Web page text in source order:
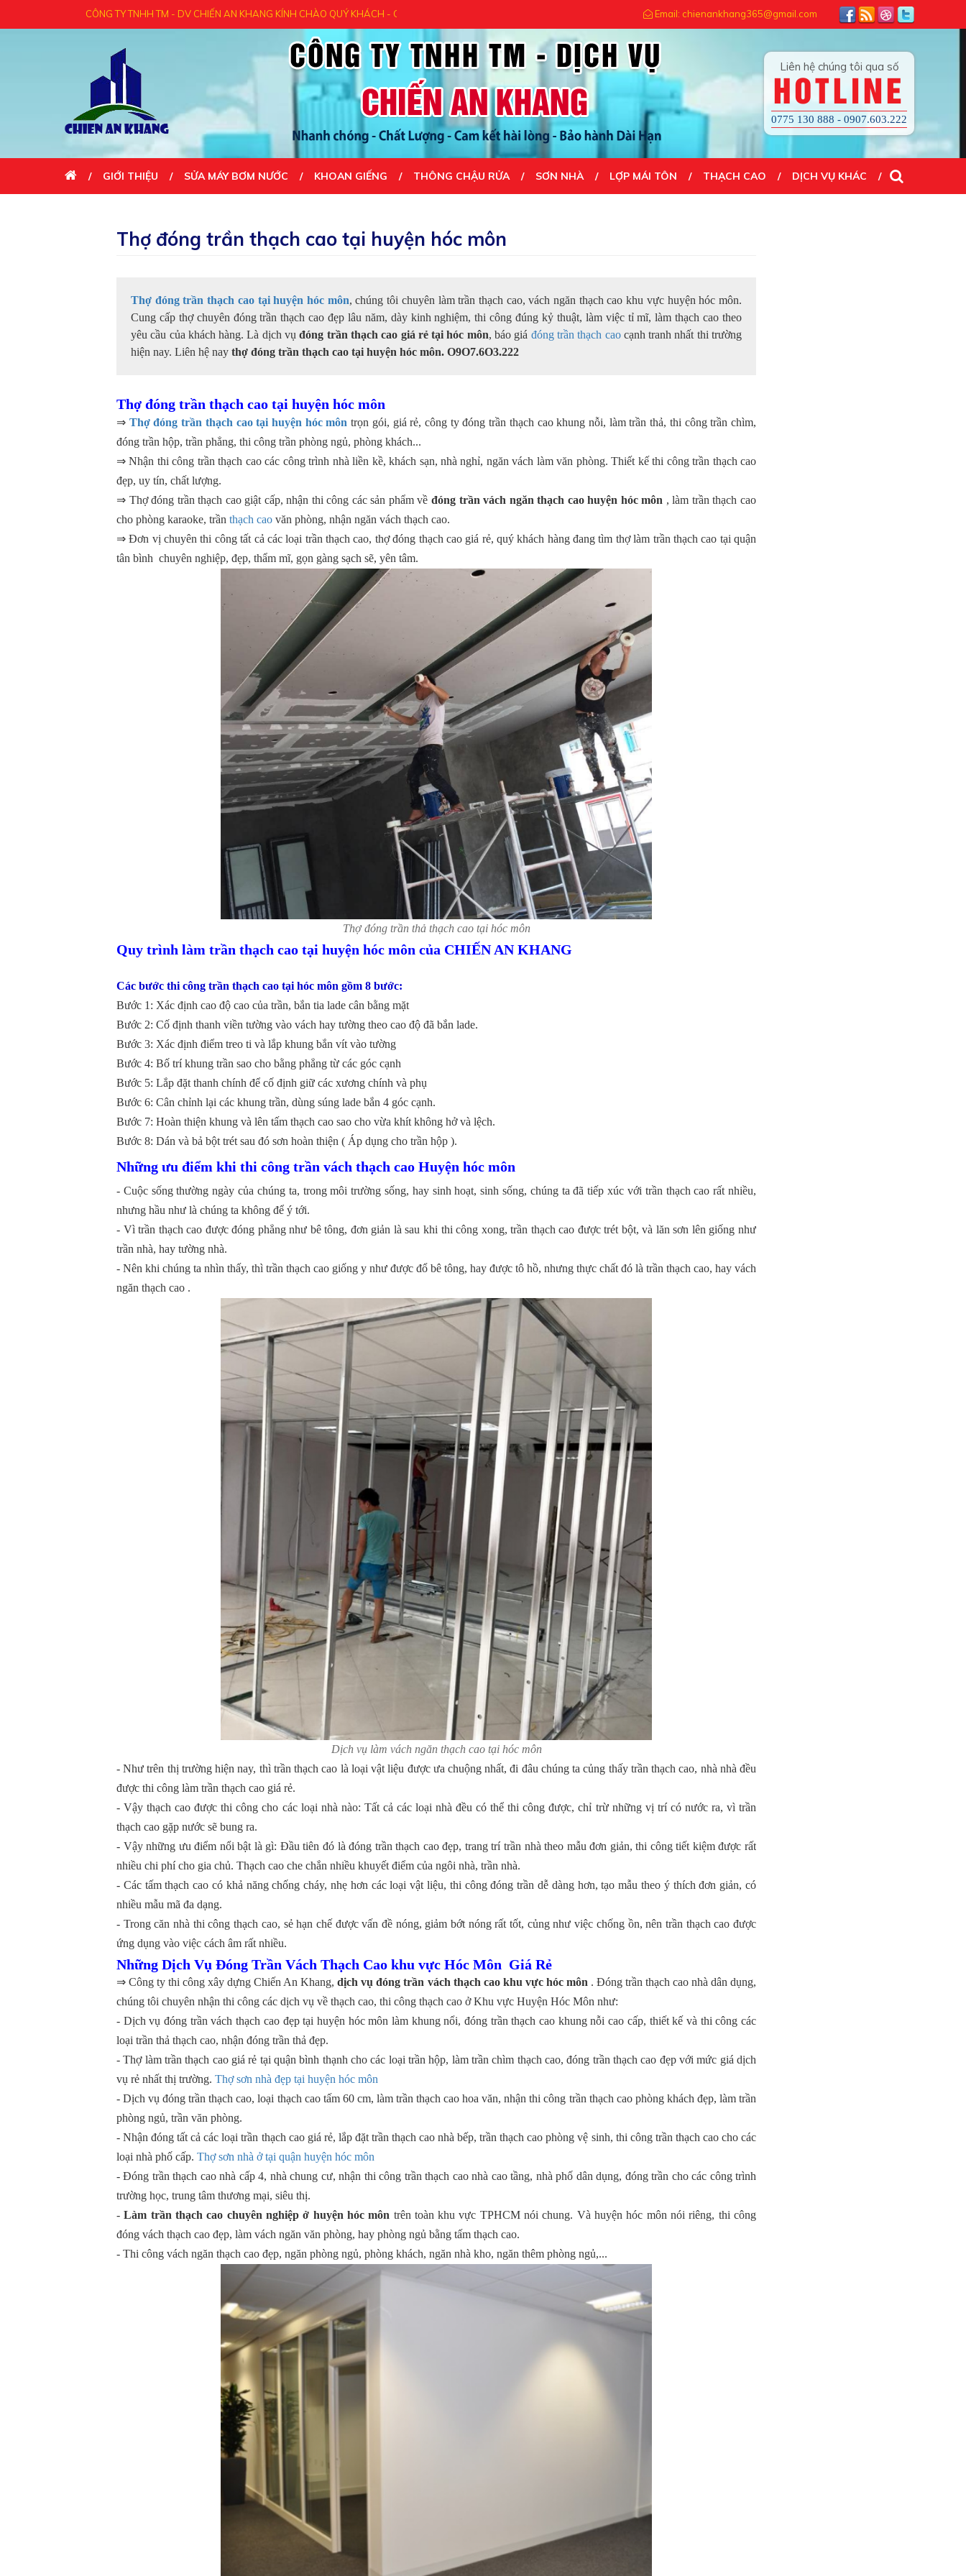
CÔNG TY TNHH TM - DV CHIẾN AN KHANG KÍNH CHÀO QUÝ KHÁCH - CẢM ƠN QUÝ KHÁCH ĐÃ ĐẾN VỚI CHÚNG TÔI- UY TÍN TẠO NÊN THÀNH CÔNG...! ĐẾN VỚI CHÚNG TÔI QUÝ KHÁCH HÀI LÒNG 100%
Email: chienankhang365@gmail.com
Liên hệ chúng tôi qua số
HOTLINE
0775 130 888 - 0907.603.222
GIỚI THIỆU SỬA MÁY BƠM NƯỚC KHOAN GIẾNG THÔNG CHẬU RỬA SƠN NHÀ LỢP MÁI TÔN THẠCH CAO DỊCH VỤ KHÁC
Thợ đóng trần thạch cao tại huyện hóc môn
Thợ đóng trần thạch cao tại huyện hóc môn, chúng tôi chuyên làm trần thạch cao, vách ngăn thạch cao khu vực huyện hóc môn.
Cung cấp thợ chuyên đóng trần thạch cao đẹp lâu năm, dày kinh nghiệm, thi công đúng kỷ thuật, làm việc tỉ mĩ, làm thạch cao theo
yêu cầu của khách hàng. Là dịch vụđóng trần thạch cao giá rẻ tại hóc môn, báo giá đóng trần thạch caocạnh tranh nhất thi trường
hiện nay. Liên hệ nay thợ đóng trần thạch cao tại huyện hóc môn. O9O7.6O3.222
Thợ đóng trần thạch cao tại huyện hóc môn
⇒ Thợ đóng trần thạch cao tại huyện hóc môn trọn gói, giá rẻ, công ty đóng trần thạch cao khung nỗi, làm trần thả, thi công trần chìm,
đóng trần hộp, trần phẳng, thi công trần phòng ngủ, phòng khách...
⇒ Nhận thi công trần thạch cao các công trình nhà liền kề, khách sạn, nhà nghỉ, ngăn vách làm văn phòng. Thiết kế thi công trần thạch cao
đẹp, uy tín, chất lượng.
⇒ Thợ đóng trần thạch cao giật cấp, nhận thi công các sản phẩm vềđóng trần vách ngăn thạch cao huyện hóc môn , làm trần thạch cao
cho phòng karaoke, trần thạch cao văn phòng, nhận ngăn vách thạch cao.
⇒ Đơn vị chuyên thi công tất cả các loại trần thạch cao, thợ đóng thạch cao giá rẻ, quý khách hàng đang tìm thợ làm trần thạch cao tại quận
tân bình chuyên nghiệp, đẹp, thẩm mĩ, gọn gàng sạch sẽ, yên tâm.
Thợ đóng trần thả thạch cao tại hóc môn
Quy trình làm trần thạch cao tại huyện hóc môn của CHIẾN AN KHANG
Các bước thi công trần thạch cao tại hóc môn gồm 8 bước:
Bước 1: Xác định cao độ cao của trần, bắn tia lade cân bằng mặt
Bước 2: Cố định thanh viền tường vào vách hay tường theo cao độ đã bắn lade.
Bước 3: Xác định điểm treo ti và lắp khung bắn vít vào tường
Bước 4: Bố trí khung trần sao cho bằng phẳng từ các góc cạnh
Bước 5: Lắp đặt thanh chính để cố định giữ các xương chính và phụ
Bước 6: Cân chỉnh lại các khung trần, dùng súng lade bắn 4 góc cạnh.
Bước 7: Hoàn thiện khung và lên tấm thạch cao sao cho vừa khít không hở và lệch.
Bước 8: Dán và bả bột trét sau đó sơn hoàn thiện ( Áp dụng cho trần hộp ).
Những ưu điểm khi thi công trần vách thạch cao Huyện hóc môn
- Cuộc sống thường ngày của chúng ta, trong môi trường sống, hay sinh hoạt, sinh sống, chúng ta đã tiếp xúc với trần thạch cao rất nhiều,
nhưng hầu như là chúng ta không để ý tới.
- Vì trần thạch cao được đóng phẳng như bê tông, đơn giản là sau khi thi công xong, trần thạch cao được trét bột, và lăn sơn lên giống như
trần nhà, hay tường nhà.
- Nên khi chúng ta nhìn thấy, thì trần thạch cao giống y như được đổ bê tông, hay được tô hồ, nhưng thực chất đó là trần thạch cao, hay vách
ngăn thạch cao .
Dịch vụ làm vách ngăn thạch cao tại hóc môn
- Như trên thị trường hiện nay, thì trần thạch cao là loại vật liệu được ưa chuộng nhất, đi đâu chúng ta củng thấy trần thạch cao, nhà nhà đều
được thi công làm trần thạch cao giá rẻ.
- Vậy thạch cao được thi công cho các loại nhà nào: Tất cả các loại nhà đều có thể thi công được, chỉ trừ những vị trí có nước ra, vì trần
thạch cao gặp nước sẽ bung ra.
- Vậy những ưu điểm nổi bật là gì: Đầu tiên đó là đóng trần thạch cao đẹp, trang trí trần nhà theo mẫu đơn giản, thi công tiết kiệm được rất
nhiều chi phí cho gia chủ. Thạch cao che chắn nhiều khuyết điểm của ngôi nhà, trần nhà.
- Các tấm thạch cao có khả năng chống cháy, nhẹ hơn các loại vật liệu, thi công đóng trần dễ dàng hơn, tạo mẫu theo ý thích đơn giản, có
nhiều mẫu mã đa dạng.
- Trong căn nhà thi công thạch cao, sẻ hạn chế được vấn đề nóng, giảm bớt nóng rất tốt, củng như việc chống ồn, nên trần thạch cao được
ứng dụng vào việc cách âm rất nhiều.
Những Dịch Vụ Đóng Trần Vách Thạch Cao khu vực Hóc Môn Giá Rẻ
⇒ Công ty thi công xây dựng Chiến An Khang,dịch vụ đóng trần vách thạch cao khu vực hóc môn . Đóng trần thạch cao nhà dân dụng,
chúng tôi chuyên nhận thi công các dịch vụ về thạch cao, thi công thạch cao ở Khu vực Huyện Hóc Môn như:
- Dịch vụ đóng trần vách thạch cao đẹp tại huyện hóc môn làm khung nổi, đóng trần thạch cao khung nỗi cao cấp, thiết kế và thi công các
loại trần thả thạch cao, nhận đóng trần thả đẹp.
- Thợ làm trần thạch cao giá rẻ tại quận bình thạnh cho các loại trần hộp, làm trần chìm thạch cao, đóng trần thạch cao đẹp với mức giá dịch
vụ rẻ nhất thị trường. Thợ sơn nhà đẹp tại huyện hóc môn
- Dịch vụ đóng trần thạch cao, loại thạch cao tấm 60 cm, làm trần thạch cao hoa văn, nhận thi công trần thạch cao phòng khách đẹp, làm trần
phòng ngủ, trần văn phòng.
- Nhận đóng tất cả các loại trần thạch cao giá rẻ, lắp đặt trần thạch cao nhà bếp, trần thạch cao phòng vệ sinh, thi công trần thạch cao cho các
loại nhà phố cấp. Thợ sơn nhà ở tại quận huyện hóc môn
- Đóng trần thạch cao nhà cấp 4, nhà chung cư, nhận thi công trần thạch cao nhà cao tầng, nhà phố dân dụng, đóng trần cho các công trình
trường học, trung tâm thương mại, siêu thị.
-Làm trần thạch cao chuyên nghiệp ở huyện hóc môn trên toàn khu vực TPHCM nói chung. Và huyện hóc môn nói riêng, thi công
đóng vách thạch cao đẹp, làm vách ngăn văn phòng, hay phòng ngủ bằng tấm thạch cao.
- Thi công vách ngăn thạch cao đẹp, ngăn phòng ngủ, phòng khách, ngăn nhà kho, ngăn thêm phòng ngủ,...